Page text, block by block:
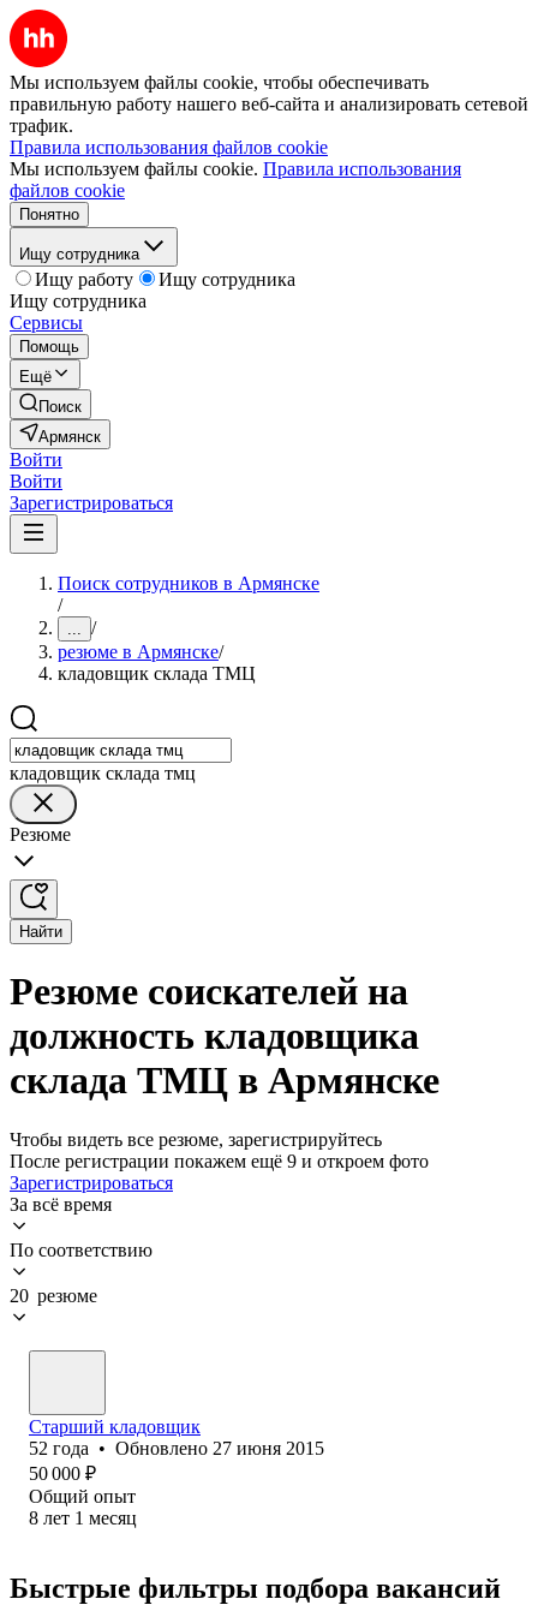
Мы используем файлы cookie, чтобы обеспечивать
правильную работу нашего веб-сайта и анализировать сетевой
трафик.
Правила использования файлов cookie
Мы используем файлы cookie. Правила использования
файлов cookie
Понятно
Ищу сотрудника
Ищу работу
Ищу сотрудника
Ищу сотрудника
Сервисы
Помощь
Ещё
Поиск
Армянск
Войти
Войти
Зарегистрироваться
Поиск сотрудников в Армянске
/
... /
резюме в Армянске/
кладовщик склада ТМЦ
кладовщик склада тмц
Резюме
Найти
Резюме соискателей на
должность кладовщика
склада ТМЦ в Армянске
Чтобы видеть все резюме, зарегистрируйтесь
После регистрации покажем ещё 9 и откроем фото
Зарегистрироваться
За всё время
По соответствию
20 резюме
Старший кладовщик
52 года • Обновлено 27 июня 2015
50 000 ₽
Общий опыт
8 лет 1 месяц
Быстрые фильтры подбора вакансий